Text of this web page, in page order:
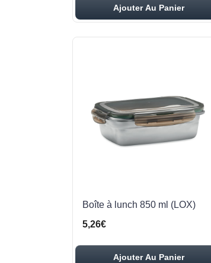
Ajouter Au Panier
Boîte à lunch 850 ml (LOX)
5,26€
Ajouter Au Panier